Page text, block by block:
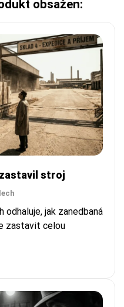
obsažen:
stroj
odhaluje, jak zanedbaná
zastavit celou